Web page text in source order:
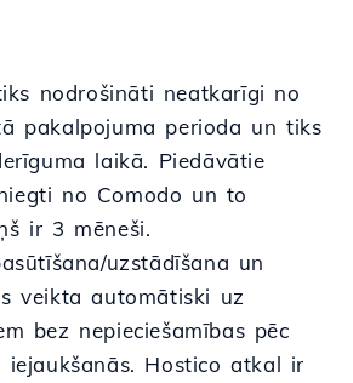
nodrošināti neatkarīgi no
pakalpojuma perioda un tiks
laikā. Piedāvātie
no Comodo un to
ir 3 mēneši.
uzstādīšana un
veikta automātiski uz
bez nepieciešamības pēc
iejaukšanās. Hostico atkal ir